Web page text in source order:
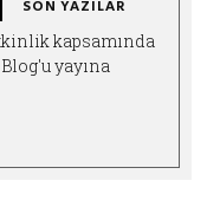
SON YAZILAR
kapsamında
yayına